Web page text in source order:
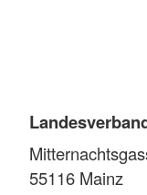
55116 Mainz